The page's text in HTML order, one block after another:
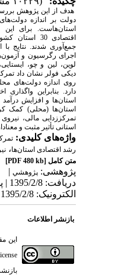
هدف از این پژوهش
دولت بر اندازه
استان‌هاست. برای این
جمع‌آوری شدند. نتایج
لوین، لین و چو،
دیکی فولر نشان داد
روی اندازه دولت‌های
دارد. بنابراین
استان‌ها و افزایش
استان‌ها (محلی) کمک
تمرکززدایی مالی،
استانی تأثیر مثبت و
واژه‌های کلیدی:
رشد اقتصادی استان‌ها،
متن کامل[PDF 480 kb]
پژوهشی: پژوهشي|
الکترونیک: 1395/2/8
بازنشر اطلاعات
این